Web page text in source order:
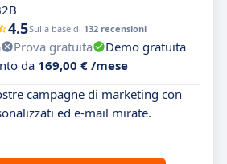
4.5Sulla base di 132 recensioni
Prova gratuita
Demo gratuita
da 169,00 € /mese
campagne di marketing con
ed e-mail mirate.